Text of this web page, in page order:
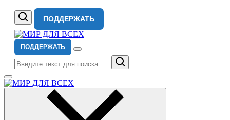
ПОДДЕРЖАТЬ
ПОДДЕРЖАТЬ
Поиск